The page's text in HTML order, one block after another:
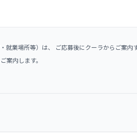
業場所等）は、 ご応募後にクーラからご案内
案内します。